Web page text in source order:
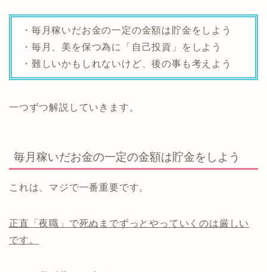
・毎月稼いだお金の一定の金額は貯金をしよう
・毎月、美を保つ為に「自己投資」をしよう
・難しいかもしれないけど、後の事も考えよう
一つずつ解説していきます。
毎月稼いだお金の一定の金額は貯金をしよう
これは、マジで一番重要です。
正直「夜職」で死ぬまでずっとやっていくのは厳しい
です。